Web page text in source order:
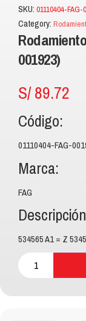
SKU: 01110404-FAG-
Category:
001923)
S/89.72
Código:
01110404-FAG-
Marca:
FAG
534565 A1 = Z